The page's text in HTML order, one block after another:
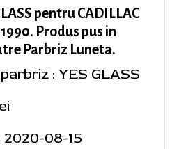
pentru CADILLAC
Produs pus in
Parbriz Luneta.
: YES GLASS
2020-08-15